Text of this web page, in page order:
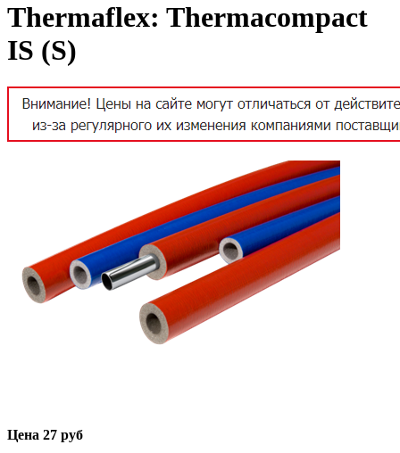
Thermaflex: Thermacompact
IS (S)
Цена 27 руб